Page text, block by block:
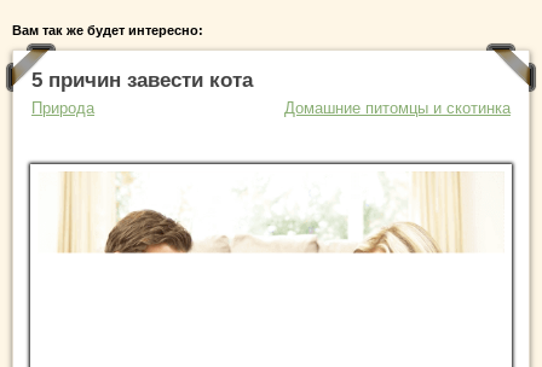
Вам так же будет интересно:
5 причин завести кота
Природа Домашние питомцы и скотинка